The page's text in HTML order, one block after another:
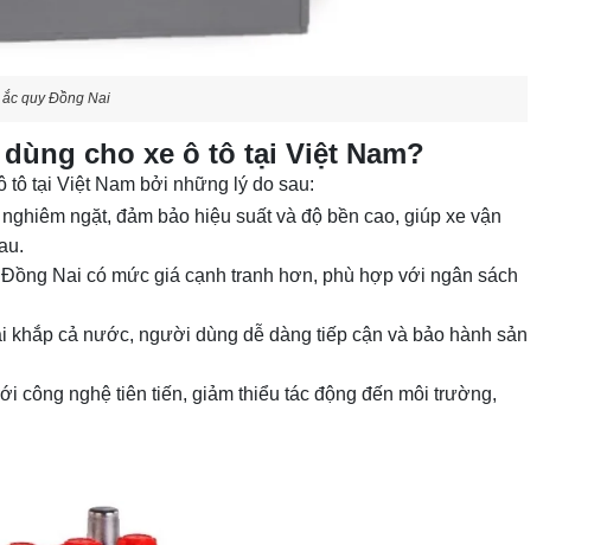
quy Đồng Nai
cho xe ô tô tại Việt Nam?
tô tại Việt Nam bởi những lý do sau:
ngặt, đảm bảo hiệu suất và độ bền cao, giúp xe vận
Nai có mức giá cạnh tranh hơn, phù hợp với ngân sách
cả nước, người dùng dễ dàng tiếp cận và bảo hành sản
công nghệ tiên tiến, giảm thiểu tác động đến môi trường,